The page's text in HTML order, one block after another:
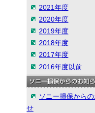
2021年度
2020年度
2019年度
2018年度
2017年度
2016年度以前
ソニー損保から
せ